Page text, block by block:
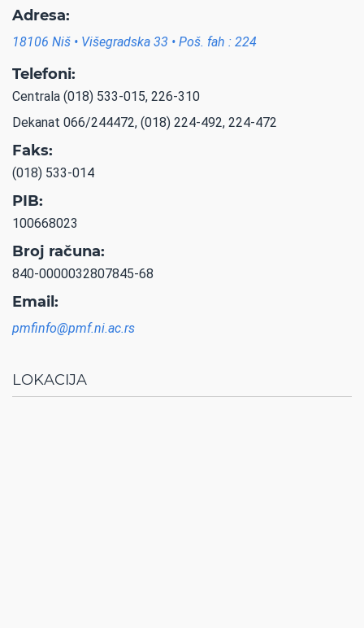
Adresa:
18106 Niš • Višegradska 33 • Poš. fah : 224
Telefoni:
Centrala (018) 533-015, 226-310
Dekanat 066/244472, (018) 224-492, 224-472
Faks:
(018) 533-014
PIB:
100668023
Broj računa:
840-0000032807845-68
Email:
pmfinfo@pmf.ni.ac.rs
LOKACIJA